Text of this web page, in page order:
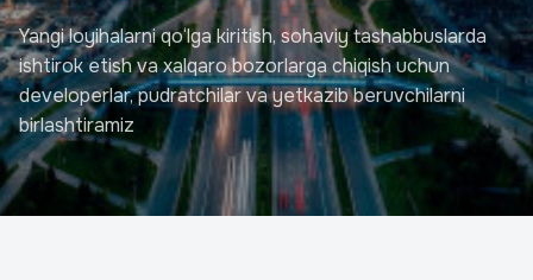
Yangi loyihalarni qo‘lga kiritish, sohaviy tashabbuslarda
ishtirok etish va xalqaro bozorlarga chiqish uchun
developerlar, pudratchilar va yetkazib beruvchilarni
birlashtiramiz